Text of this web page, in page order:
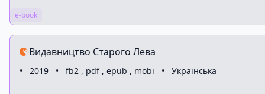
e-book
Видавництво Старого Лева
• 2019 • fb2 , pdf , epub , mobi • Українська